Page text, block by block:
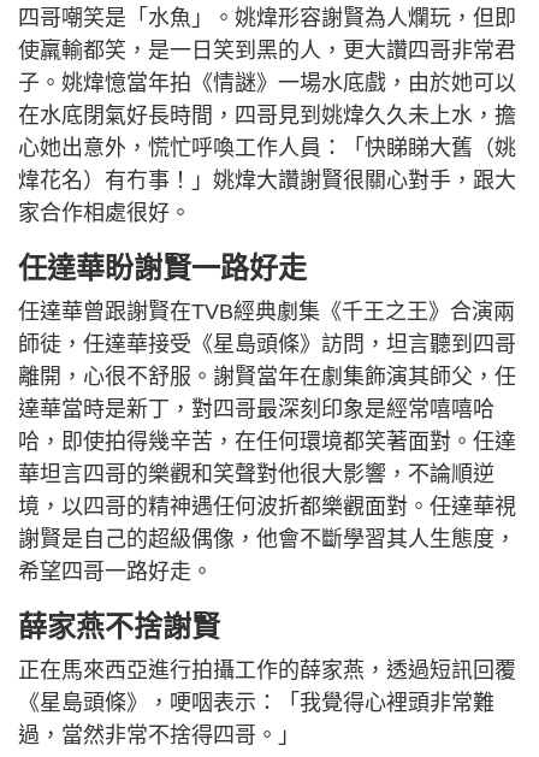
四哥嘲笑是「水魚」。姚煒形容謝賢為人爛玩，但即
使羸輸都笑，是一日笑到黑的人，更大讚四哥非常君
子。姚煒憶當年拍《情謎》一場水底戲，由於她可以
在水底閉氣好長時間，四哥見到姚煒久久未上水，擔
心她出意外，慌忙呼喚工作人員：「快睇睇大舊（姚
煒花名）有冇事！」姚煒大讚謝賢很關心對手，跟大
家合作相處很好。
任達華盼謝賢一路好走
任達華曾跟謝賢在TVB經典劇集《千王之王》合演兩
師徒，任達華接受《星島頭條》訪問，坦言聽到四哥
離開，心很不舒服。謝賢當年在劇集飾演其師父，任
達華當時是新丁，對四哥最深刻印象是經常嘻嘻哈
哈，即使拍得幾辛苦，在任何環境都笑著面對。任達
華坦言四哥的樂觀和笑聲對他很大影響，不論順逆
境，以四哥的精神遇任何波折都樂觀面對。任達華視
謝賢是自己的超級偶像，他會不斷學習其人生態度，
希望四哥一路好走。
薛家燕不捨謝賢
正在馬來西亞進行拍攝工作的薛家燕，透過短訊回覆
《星島頭條》，哽咽表示：「我覺得心裡頭非常難
過，當然非常不捨得四哥。」